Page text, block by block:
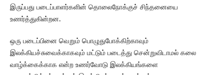
இருப்பது படைப்பாளர்களின் தொலைநோக்குச் சிந்தனையை
உணர்த்துகின்றன.
ஒரு படைப்பினை வெறும் பொழுதுபோக்கிற்காவும்
இலக்கியச்சுவைக்காகவும் மட்டும் படைத்து சென்றுவிடாமல் கலை
வாழ்க்கைக்காக என்ற உணர்வோடு இலக்கியங்களை